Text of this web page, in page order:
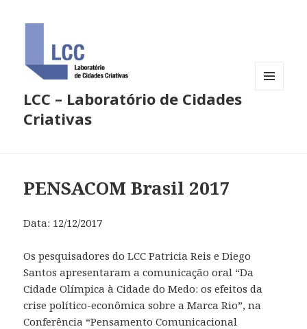
LCC – Laboratório de Cidades
Criativas
PENSACOM Brasil 2017
Data: 12/12/2017
Os pesquisadores do LCC Patricia Reis e Diego
Santos apresentaram a comunicação oral “Da
Cidade Olímpica à Cidade do Medo: os efeitos da
crise político-econômica sobre a Marca Rio”, na
Conferência “Pensamento Comunicacional